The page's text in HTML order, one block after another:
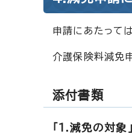
申請にあたって
介護保険料減免
添付書類
「1.減免の対